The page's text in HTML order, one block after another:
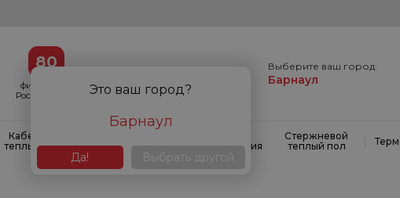
80
филиалов в
России и СНГ
Выберите ваш город:
Барнаул
Кабельные
теплые полы
маты
антиобледенения
Стержневой
теплый пол
Это ваш город?
Барнаул
Да! Выбрать другой